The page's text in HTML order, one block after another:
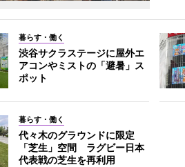
暮らす・働く
渋谷サクラステージに屋外エ
アコンやミストの「避暑」ス
ポット
暮らす・働く
代々木のグラウンドに限定
「芝生」空間 ラグビー日本
代表戦の芝生を再利用